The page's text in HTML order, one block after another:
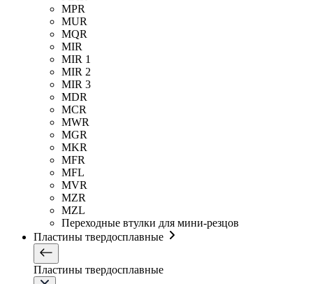
MPR
MUR
MQR
MIR
MIR 1
MIR 2
MIR 3
MDR
MCR
MWR
MGR
MKR
MFR
MFL
MVR
MZR
MZL
Переходные втулки для мини-резцов
Пластины твердосплавные
Пластины твердосплавные